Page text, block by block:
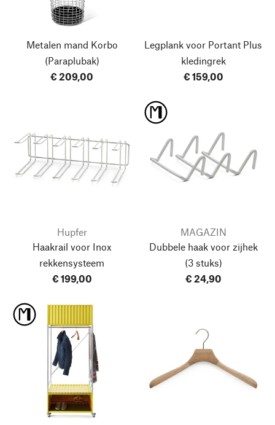
Metalen mand Korbo
(Paraplubak)
€ 209,00
Legplank voor Portant Plus
kledingrek
€ 159,00
Hupfer
Haakrail voor Inox
rekkensysteem
€ 199,00
MAGAZIN
Dubbele haak voor zijhek
(3 stuks)
€ 24,90